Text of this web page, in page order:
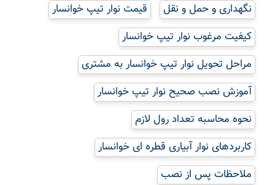
نگهداری و حمل و نقل
قیمت نوار تیپ خوانسار
کیفیت مرغوب نوار تیپ خوانسار
مراحل تحویل نوار تیپ خوانسار به مشتری
آموزش نصب صحیح نوار تیپ خوانسار
نحوه محاسبه تعداد رول لازم
کاربردهای نوار آبیاری قطره ای خوانسار
ملاحظات پس از نصب